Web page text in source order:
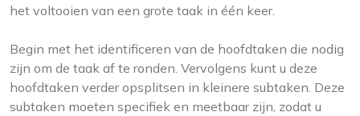
het voltooien van een grote taak in één keer.
Begin met het identificeren van de hoofdtaken die nodig
zijn om de taak af te ronden. Vervolgens kunt u deze
hoofdtaken verder opsplitsen in kleinere subtaken. Deze
subtaken moeten specifiek en meetbaar zijn, zodat u